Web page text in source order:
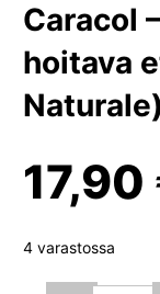
Caracol
hoitava
Naturale)
17,90
4 varastossa